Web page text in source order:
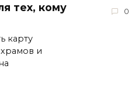
тех, кому
карту
и
0